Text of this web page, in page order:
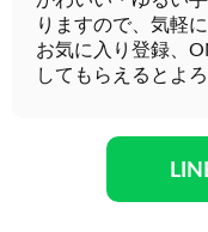
りますので、気軽
お気に入り登録、
してもらえるとよ